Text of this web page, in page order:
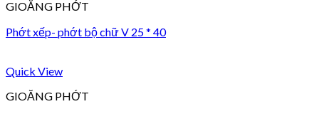
GIOĂNG PHỚT
Phớt xếp- phớt bộ chữ V 25 * 40
Quick View
GIOĂNG PHỚT